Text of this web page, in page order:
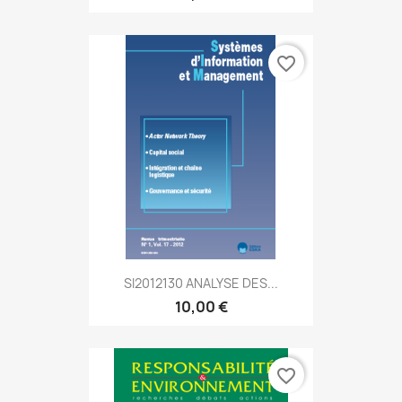
SI2012130 ANALYSE DES...
10,00 €
favorite_border
favorite_border